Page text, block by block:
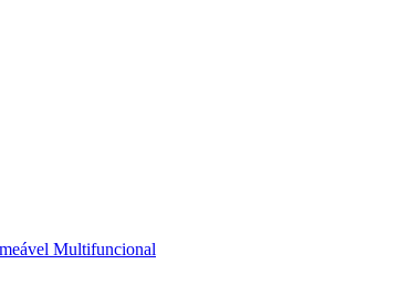
Multifuncional